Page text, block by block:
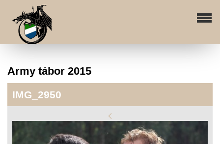
Army tábor 2015
IMG_2950